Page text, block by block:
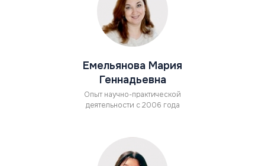
Емельянова Мария
Геннадьевна
Опыт научно-практической
деятельности с 2006 года